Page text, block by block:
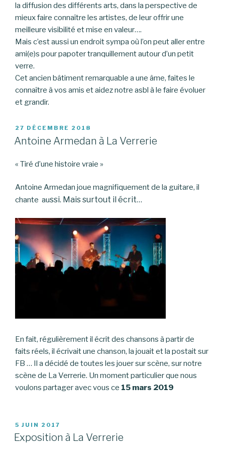
la diffusion des différents arts, dans la perspective de
mieux faire connaître les artistes, de leur offrir une
meilleure visibilité et mise en valeur….
Mais c’est aussi un endroit sympa où l’on peut aller entre
ami(e)s pour papoter tranquillement autour d’un petit
verre.
Cet ancien bâtiment remarquable a une âme, faites le
connaître à vos amis et aidez notre asbl à le faire évoluer
et grandir.
PUBLIÉ
LE
27 DÉCEMBRE 2018
Antoine Armedan à La Verrerie
« Tiré d’une histoire vraie »
Antoine Armedan joue magnifiquement de la guitare, il
chante aussi. Mais surtout il écrit…
En fait, régulièrement il écrit des chansons à partir de
faits réels, il écrivait une chanson, la jouait et la postait sur
FB … Il a décidé de toutes les jouer sur scène, sur notre
scène de La Verrerie. Un moment particulier que nous
voulons partager avec vous ce 15 mars 2019
PUBLIÉ
LE
5 JUIN 2017
Exposition à La Verrerie